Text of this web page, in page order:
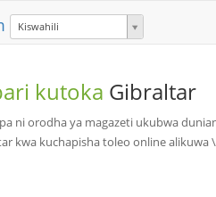
Kiswahili
kutoka Gibraltar
ni orodha ya magazeti ukubwa
kwa kuchapisha toleo online